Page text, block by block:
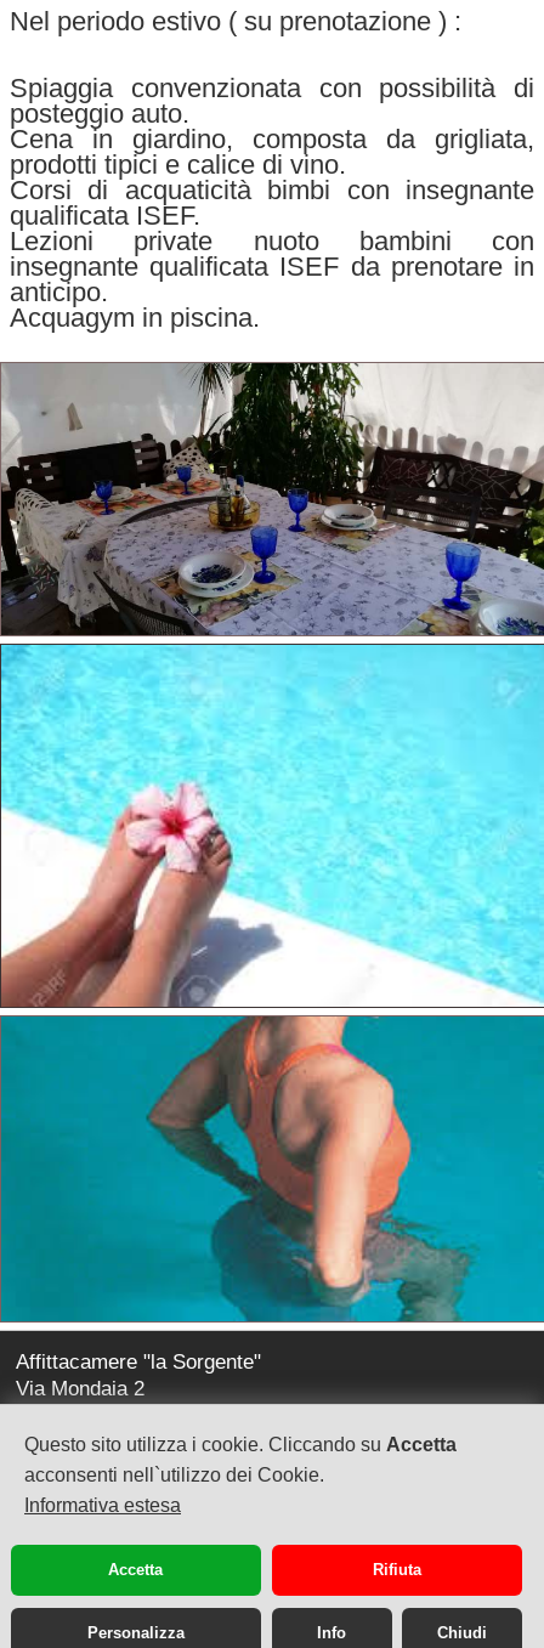
Questo sito utilizza i cookie. Cliccando su Accetta
acconsenti nell`utilizzo dei Cookie.
Informativa estesa
Accetta Rifiuta
Personalizza Info Chiudi
Nel periodo estivo ( su prenotazione ) :
Spiaggia convenzionata con possibilità di
posteggio auto.
Cena in giardino, composta da grigliata,
prodotti tipici e calice di vino.
Corsi di acquaticità bimbi con insegnante
qualificata ISEF.
Lezioni private nuoto bambini con
insegnante qualificata ISEF da prenotare in
anticipo.
Acquagym in piscina.
Affittacamere "la Sorgente"
Via Mondaia 2
la-sorgente@virgilio.it
tel. +39 348-2236469